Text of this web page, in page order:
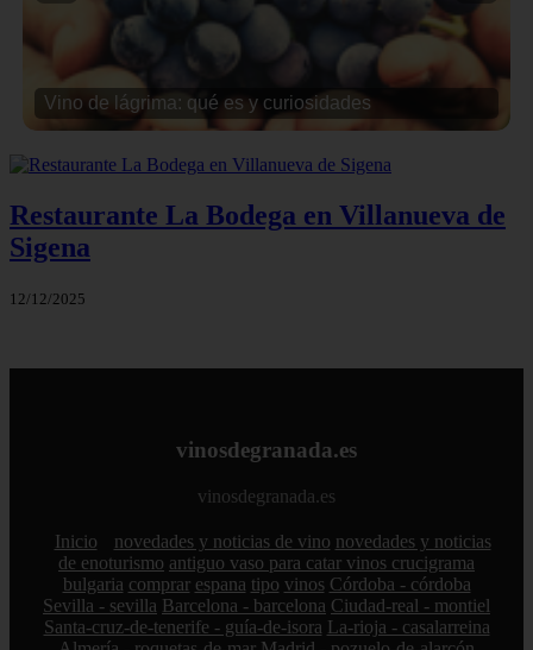
Vino de lágrima: qué es y curiosidades
Restaurante La Bodega en Villanueva de
Sigena
12/12/2025
vinosdegranada.es
vinosdegranada.es
Inicio novedades y noticias de vino novedades y noticias
de enoturismo antiguo vaso para catar vinos crucigrama
bulgaria comprar espana tipo vinos Córdoba - córdoba
Sevilla - sevilla Barcelona - barcelona Ciudad-real - montiel
Santa-cruz-de-tenerife - guía-de-isora La-rioja - casalarreina